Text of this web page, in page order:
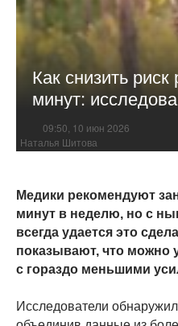
Как снизить
минут:
09:50, 10 июн 2026
Наталья Шитова
Медики рекомендуют
минут в неделю, но с
всегда удается это
показывают, что можно
с гораздо меньшими
Исследователи